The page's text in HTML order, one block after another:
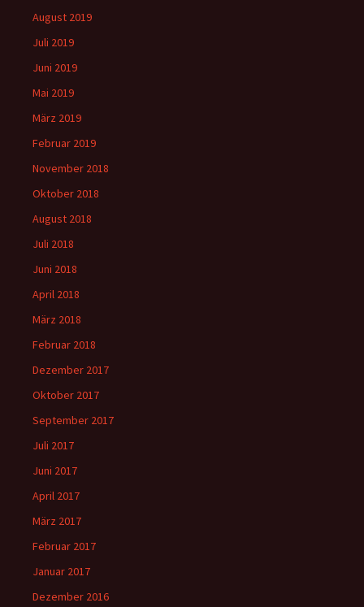
August 2019
Juli 2019
Juni 2019
Mai 2019
März 2019
Februar 2019
November 2018
Oktober 2018
August 2018
Juli 2018
Juni 2018
April 2018
März 2018
Februar 2018
Dezember 2017
Oktober 2017
September 2017
Juli 2017
Juni 2017
April 2017
März 2017
Februar 2017
Januar 2017
Dezember 2016